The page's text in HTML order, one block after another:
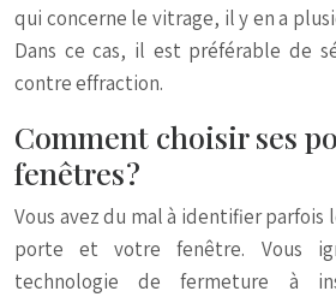
qui concerne le vitrage, il y en a
Dans ce cas, il est préférable de
contre effraction.
Comment choisir ses
fenêtres ?
Vous avez du mal à identifier
porte et votre fenêtre. Vous
technologie de fermeture à